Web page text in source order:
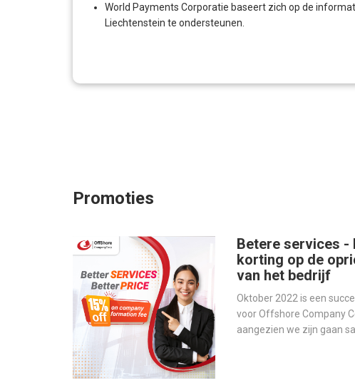
World Payments Corporatie baseert zich op de
Liechtenstein te ondersteunen.
Promoties
Betere services -
korting op de
van het bedrijf
Oktober 2022 is een
voor Offshore Company
aangezien we zijn gaan